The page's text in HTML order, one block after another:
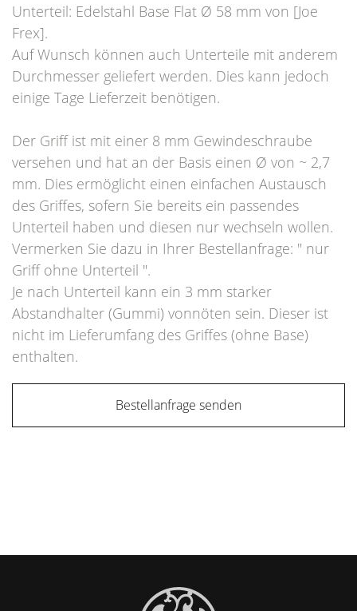
Unterteil: Edelstahl Base Flat Ø 58 mm von [Joe
Frex].
Auf Wunsch können auch Unterteile mit anderem
Durchmesser geliefert werden. Dies kann jedoch
einige Tage Lieferzeit benötigen.
Der Griff ist mit einer 8 mm Gewindeschraube
versehen und hat an der Basis einen Ø von ~ 2,7
mm. Dies ermöglicht einen einfachen Austausch
des Griffes, sofern Sie bereits ein passendes
Unterteil haben und diesen nur wechseln wollen.
Vermerken Sie dazu in Ihrer Bestellanfrage: " nur
Griff ohne Unterteil ".
Je nach Unterteil kann ein 3 mm starker
Abstandhalter (Gummi) vonnöten sein. Dieser ist
nicht im Lieferumfang des Griffes (ohne Base)
enthalten.
Bestellanfrage senden